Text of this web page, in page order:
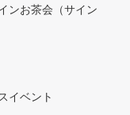
ンお茶会（サイン
イベント